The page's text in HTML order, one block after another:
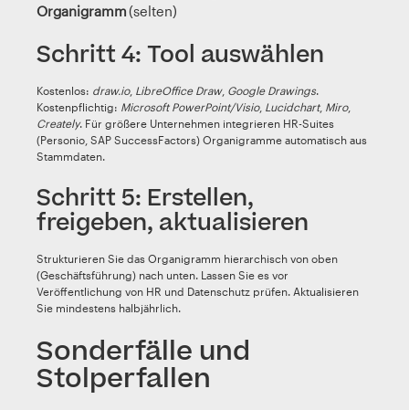
Organigramm(selten)
Schritt 4: Tool auswählen
Kostenlos: draw.io, LibreOffice Draw, Google Drawings.
Kostenpflichtig: Microsoft PowerPoint/Visio, Lucidchart, Miro,
Creately. Für größere Unternehmen integrieren HR-Suites
(Personio, SAP SuccessFactors) Organigramme automatisch aus
Stammdaten.
Schritt 5: Erstellen,
freigeben, aktualisieren
Strukturieren Sie das Organigramm hierarchisch von oben
(Geschäftsführung) nach unten. Lassen Sie es vor
Veröffentlichung von HR und Datenschutz prüfen. Aktualisieren
Sie mindestens halbjährlich.
Sonderfälle und
Stolperfallen